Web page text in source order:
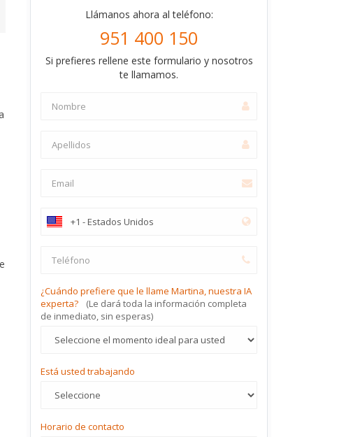
Llámanos ahora al teléfono:
951 400 150
Si prefieres rellene este formulario y nosotros
te llamamos.
¿Cuándo prefiere que le llame Martina, nuestra IA
experta?
(Le dará toda la información completa
de inmediato, sin esperas)
Está usted trabajando
Horario de contacto